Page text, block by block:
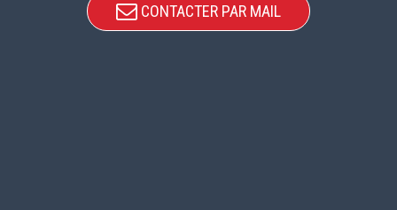
CONTACTER PAR MAIL